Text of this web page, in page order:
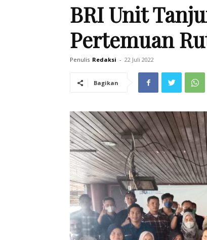
BRI Unit
Pertemuan
Penulis Redaksi - 22 Juli 2022
Bagikan